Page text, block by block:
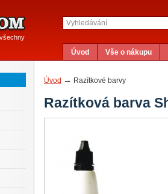
Úvod Vše o nákupu
Úvod → Razítkové barvy
Razítková barva